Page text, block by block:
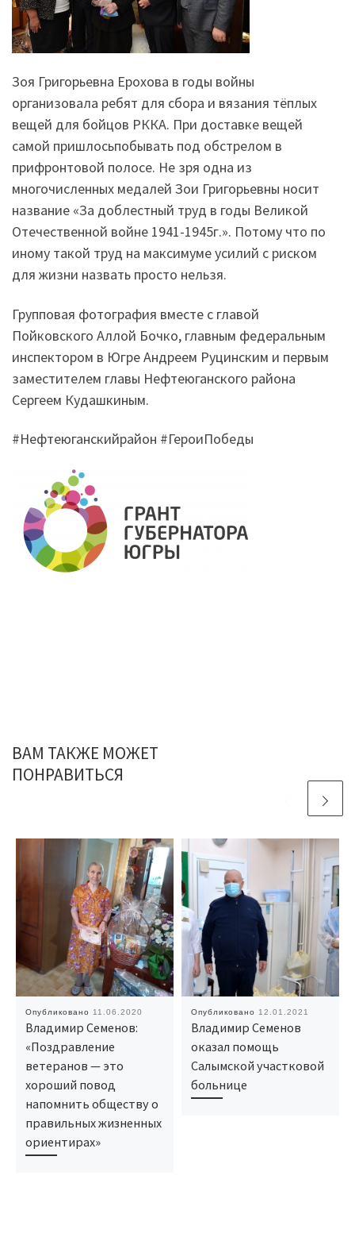
Зоя Григорьевна Ерохова в годы войны
организовала ребят для сбора и вязания тёплых
вещей для бойцов РККА. При доставке вещей
самой пришлосьпобывать под обстрелом в
прифронтовой полосе. Не зря одна из
многочисленных медалей Зои Григорьевны носит
название «За доблестный труд в годы Великой
Отечественной войне 1941-1945г.». Потому что по
иному такой труд на максимуме усилий с риском
для жизни назвать просто нельзя.
Групповая фотография вместе с главой
Пойковского Аллой Бочко, главным федеральным
инспектором в Югре Андреем Руцинским и первым
заместителем главы Нефтеюганского района
Сергеем Кудашкиным.
#Нефтеюганскийрайон #ГероиПобеды
ВАМ ТАКЖЕ МОЖЕТ
ПОНРАВИТЬСЯ
Опубликовано 11.06.2020
Владимир Семенов:
«Поздравление
ветеранов — это
хороший повод
напомнить обществу о
правильных жизненных
ориентирах»
Опубликовано 12.01.2021
Владимир Семенов
оказал помощь
Салымской участковой
больнице